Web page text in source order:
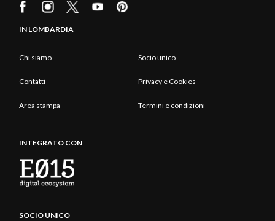
IN LOMBARDIA
Chi siamo Socio unico
Contatti Privacy e Cookies
Area stampa Termini e condizioni
INTEGRATO CON
SOCIO UNICO